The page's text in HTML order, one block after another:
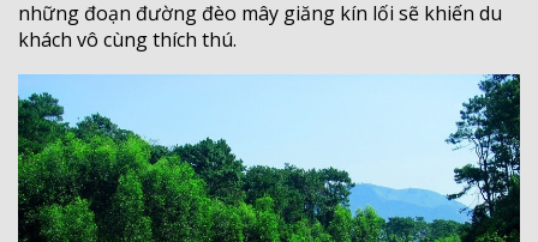
những đoạn đường đèo mây giăng kín lối sẽ khiến du
khách vô cùng thích thú.